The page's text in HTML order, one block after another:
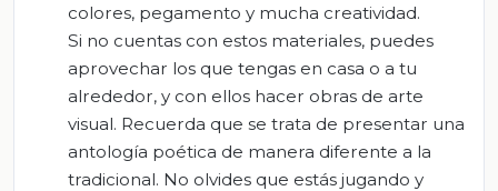
colores, pegamento y mucha creatividad.
Si no cuentas con estos materiales, puedes
aprovechar los que tengas en casa o a tu
alrededor, y con ellos hacer obras de arte
visual. Recuerda que se trata de presentar una
antología poética de manera diferente a la
tradicional. No olvides que estás jugando y